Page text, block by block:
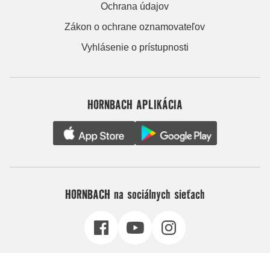
Ochrana údajov
Zákon o ochrane oznamovateľov
Vyhlásenie o prístupnosti
HORNBACH APLIKÁCIA
HORNBACH na sociálnych sieťach